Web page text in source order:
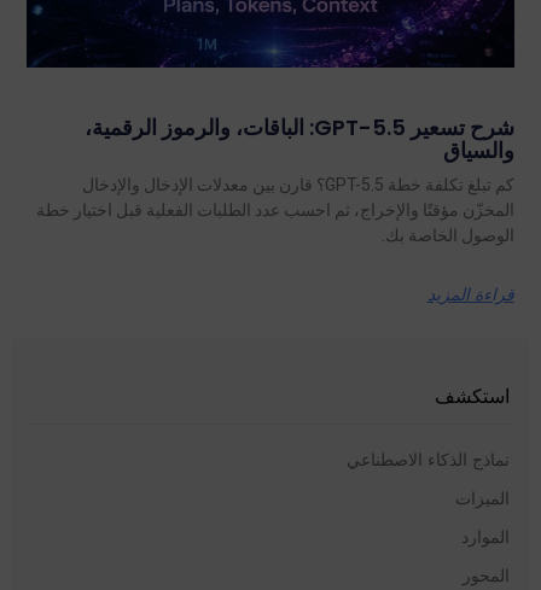
شرح تسعير GPT-5.5: الباقات، والرموز الرقمية،
والسياق
كم تبلغ تكلفة خطة GPT-5.5؟ قارن بين معدلات الإدخال والإدخال
المخزّن مؤقتًا والإخراج، ثم احسب عدد الطلبات الفعلية قبل اختيار خطة
الوصول الخاصة بك.
قراءة المزيد
استكشف
نماذج الذكاء الاصطناعي
الميزات
الموارد
المحور